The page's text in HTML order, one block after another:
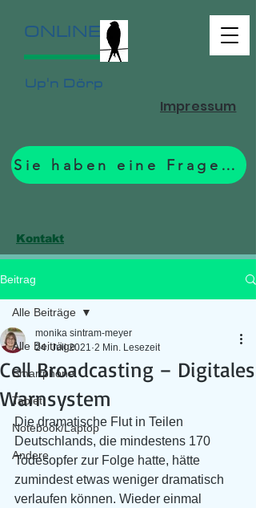
ONLINE
Up'n Dörp
Sie haben eine Frage? Zum Formular.
Impressum
Kontakt
Beitrag
Alle Beiträge
Smartphone
Tablet
Notebook/Laptop
Andere
Alle Beiträge
Cell Broadcasting – Digitales
Warnsystem
monika sintram-meyer
24. Juli 2021 2 Min. Lesezeit
Die dramatische Flut in Teilen
Deutschlands, die mindestens 170
Todesopfer zur Folge hatte, hätte
zumindest etwas weniger dramatisch
verlaufen können. Wieder einmal